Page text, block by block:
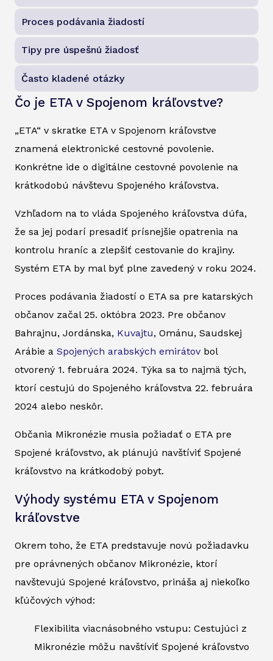
Proces podávania žiadostí
Tipy pre úspešnú žiadosť
Často kladené otázky
Čo je ETA v Spojenom kráľovstve?
„ETA“ v skratke ETA v Spojenom kráľovstve
znamená elektronické cestovné povolenie.
Konkrétne ide o digitálne cestovné povolenie na
krátkodobú návštevu Spojeného kráľovstva.
Vzhľadom na to vláda Spojeného kráľovstva dúfa,
že sa jej podarí presadiť prísnejšie opatrenia na
kontrolu hraníc a zlepšiť cestovanie do krajiny.
Systém ETA by mal byť plne zavedený v roku 2024.
Proces podávania žiadostí o ETA sa pre katarských
občanov začal 25. októbra 2023. Pre občanov
Bahrajnu, Jordánska, Kuvajtu, Ománu, Saudskej
Arábie a Spojených arabských emirátov bol
otvorený 1. februára 2024. Týka sa to najmä tých,
ktorí cestujú do Spojeného kráľovstva 22. februára
2024 alebo neskôr.
Občania Mikronézie musia požiadať o ETA pre
Spojené kráľovstvo, ak plánujú navštíviť Spojené
kráľovstvo na krátkodobý pobyt.
Výhody systému ETA v Spojenom
kráľovstve
Okrem toho, že ETA predstavuje novú požiadavku
pre oprávnených občanov Mikronézie, ktorí
navštevujú Spojené kráľovstvo, prináša aj niekoľko
kľúčových výhod:
Flexibilita viacnásobného vstupu: Cestujúci z
Mikronézie môžu navštíviť Spojené kráľovstvo